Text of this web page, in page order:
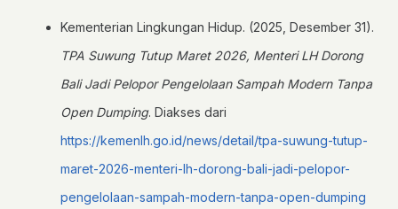
Kementerian Lingkungan Hidup. (2025, Desember 31).
TPA Suwung Tutup Maret 2026, Menteri LH Dorong
Bali Jadi Pelopor Pengelolaan Sampah Modern Tanpa
Open Dumping. Diakses dari
https://kemenlh.go.id/news/detail/tpa-suwung-tutup-
maret-2026-menteri-lh-dorong-bali-jadi-pelopor-
pengelolaan-sampah-modern-tanpa-open-dumping